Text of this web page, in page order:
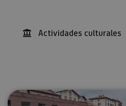
Actividades culturales